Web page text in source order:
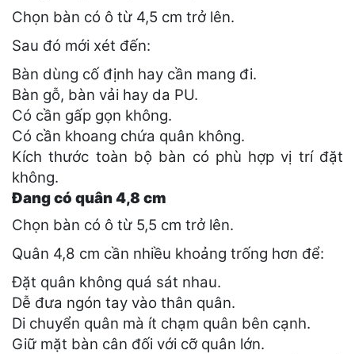
Chọn bàn có ô từ 4,5 cm trở lên.
Sau đó mới xét đến:
Bàn dùng cố định hay cần mang đi.
Bàn gỗ, bàn vải hay da PU.
Có cần gấp gọn không.
Có cần khoang chứa quân không.
Kích thước toàn bộ bàn có phù hợp vị trí đặt
không.
Đang có quân 4,8 cm
Chọn bàn có ô từ 5,5 cm trở lên.
Quân 4,8 cm cần nhiều khoảng trống hơn để:
Đặt quân không quá sát nhau.
Dễ đưa ngón tay vào thân quân.
Di chuyển quân mà ít chạm quân bên cạnh.
Giữ mặt bàn cân đối với cỡ quân lớn.